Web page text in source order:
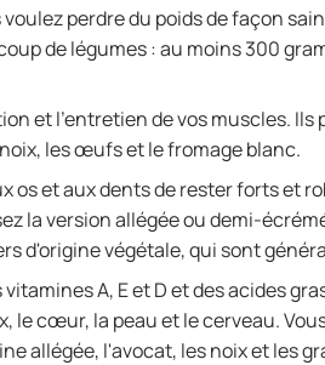
perdre du poids de façon
de légumes : au moins 300
et l'entretien de vos muscles.
les œufs et le fromage blanc.
et aux dents de rester forts et
la version allégée ou demi-
d'origine végétale, qui sont
A, E et D et des acides
le cœur, la peau et le cerveau.
allégée, l'avocat, les noix et les